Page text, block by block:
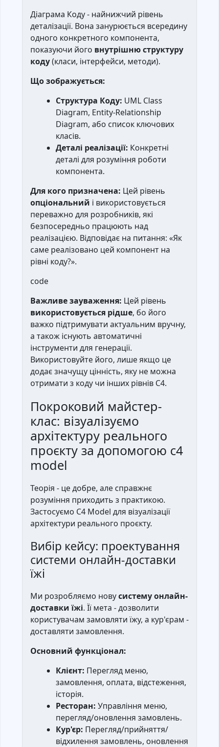
Діаграма Коду - найнижчий рівень
деталізації. Вона занурюється всередину
одного конкретного компонента,
показуючи його внутрішню структуру
коду(класи, інтерфейси, методи).
Що зображується:
Структура Коду: UML Class
Diagram, Entity-Relationship
Diagram, або список ключових
класів.
Деталі реалізації: Конкретні
деталі для розуміння роботи
компонента.
Для кого призначена: Цей рівень
опціональний і використовується
переважно для розробників, які
безпосередньо працюють над
реалізацією. Відповідає на питання: «Як
саме реалізовано цей компонент на
рівні коду?».
code
Важливе зауваження: Цей рівень
використовується рідше, бо його
важко підтримувати актуальним вручну,
а також існують автоматичні
інструменти для генерації.
Використовуйте його, лише якщо це
додає значущу цінність, яку не можна
отримати з коду чи інших рівнів C4.
Покроковий майстер-
клас: візуалізуємо
архітектуру реального
проєкту за допомогою c4
model
Теорія - це добре, але справжнє
розуміння приходить з практикою.
Застосуємо C4 Model для візуалізації
архітектури реального проєкту.
Вибір кейсу: проектування
системи онлайн-доставки
їжі
Ми розробляємо новусистему онлайн-
доставки їжі. Її мета - дозволити
користувачам замовляти їжу, а кур'єрам -
доставляти замовлення.
Основний функціонал:
Клієнт: Перегляд меню,
замовлення, оплата, відстеження,
історія.
Ресторан: Управління меню,
перегляд/оновлення замовлень.
Кур'єр: Перегляд/прийняття/
відхилення замовлень, оновлення